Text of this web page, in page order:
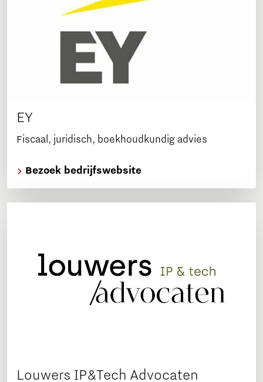
EY
Fiscaal, juridisch, boekhoudkundig advies
Bezoek bedrijfswebsite
Louwers IP&Tech Advocaten